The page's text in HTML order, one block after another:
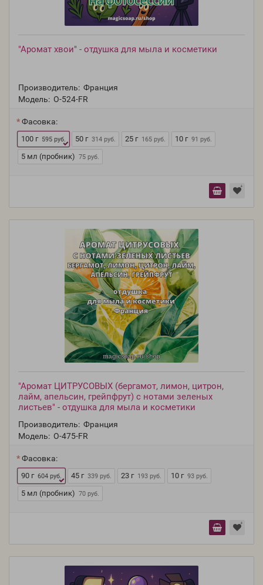
"Аромат хвои" - отдушка для мыла и косметики
Производитель: Франция
Модель: O-524-FR
Фасовка:
100 г 595 руб. 50 г 314 руб. 25 г 165 руб. 10 г 91 руб.
5 мл (пробник) 75 руб.
"Аромат ЦИТРУСОВЫХ (бергамот, лимон, цитрон,
лайм, апельсин, грейпфрут) с нотами зеленых
листьев" - отдушка для мыла и косметики
Производитель: Франция
Модель: O-475-FR
Фасовка:
90 г 604 руб. 45 г 339 руб. 23 г 193 руб. 10 г 93 руб.
5 мл (пробник) 70 руб.